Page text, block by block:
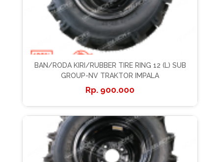
BAN/RODA KIRI/RUBBER TIRE RING 12 (L) SUB
GROUP-NV TRAKTOR IMPALA
900.000